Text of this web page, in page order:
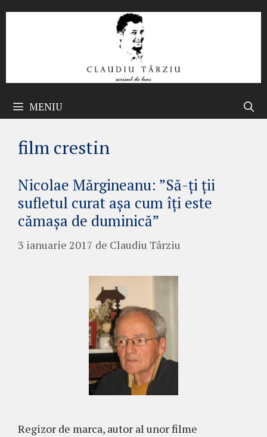
MENIU
film crestin
Nicolae Mărgineanu: ”Să-ți ții
sufletul curat așa cum îți este
cămașa de duminică”
3 ianuarie 2017 de Claudiu Târziu
Regizor de marca, autor al unor filme